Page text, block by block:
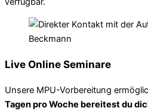
Live Online Seminare
Unsere MPU-Vorbereitung
Tagen pro Woche bereitest du